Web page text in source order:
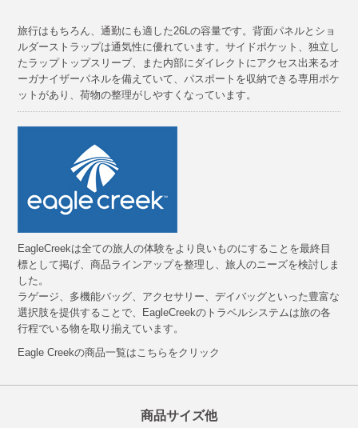
旅行はもちろん、通勤にも適した26Lの容量です。背面パネルとショ
ルダーストラップは通気性に優れています。サイドポケット、独立し
たラップトップスリーブ、また内部にダイレクトにアクセス出来るオ
ーガナイザーパネルを備えていて、パスポートを収納できる専用ポケ
ットがあり、荷物の整理がしやすくなっています。
EagleCreekは全ての旅人の体験をより良いものにすることを最終目
標として掲げ、商品ラインアップを整理し、旅人のニーズを検討しま
した。
ラゲージ、多機能バッグ、アクセサリー、デイバッグといった豊富な
選択肢を提供することで、EagleCreekのトラベルシステムは旅の各
行程でいる物を取り揃えています。
Eagle Creekの商品一覧はこちらをクリック
商品サイズ他